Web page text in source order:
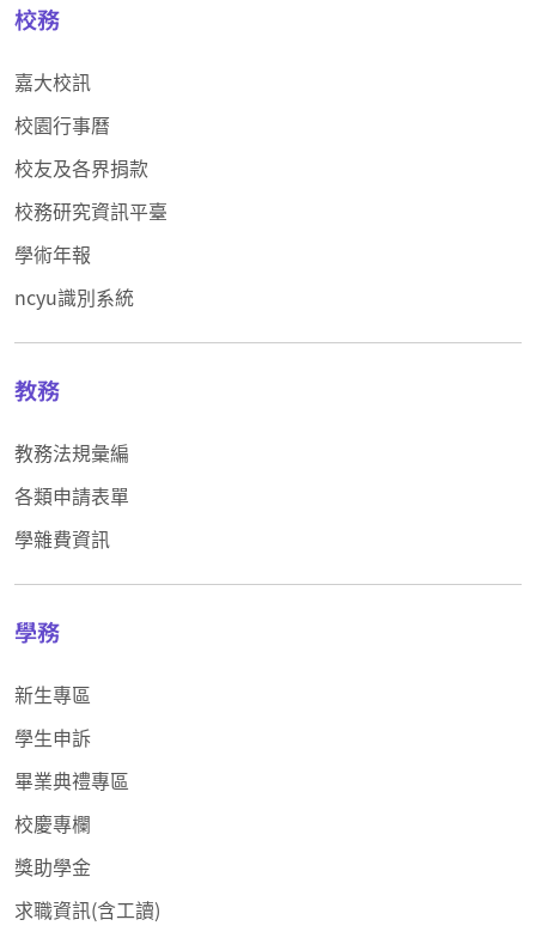
校務
嘉大校訊
校園行事曆
校友及各界捐款
校務研究資訊平臺
學術年報
ncyu識別系統
教務
教務法規彙編
各類申請表單
學雜費資訊
學務
新生專區
學生申訴
畢業典禮專區
校慶專欄
獎助學金
求職資訊(含工讀)